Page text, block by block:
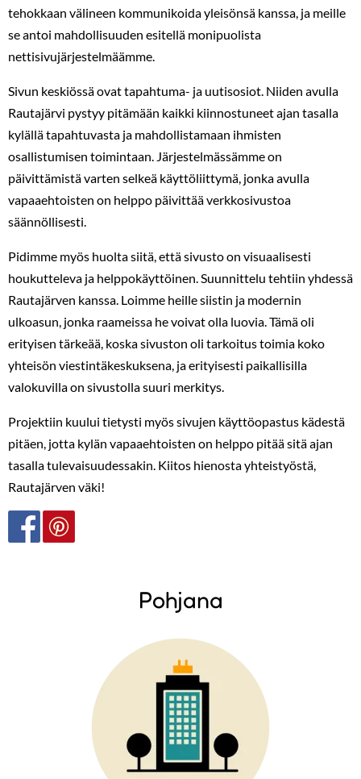
tehokkaan välineen kommunikoida yleisönsä kanssa, ja meille
se antoi mahdollisuuden esitellä monipuolista
nettisivujärjestelmäämme.
Sivun keskiössä ovat tapahtuma- ja uutisosiot. Niiden avulla
Rautajärvi pystyy pitämään kaikki kiinnostuneet ajan tasalla
kylällä tapahtuvasta ja mahdollistamaan ihmisten
osallistumisen toimintaan. Järjestelmässämme on
päivittämistä varten selkeä käyttöliittymä, jonka avulla
vapaaehtoisten on helppo päivittää verkkosivustoa
säännöllisesti.
Pidimme myös huolta siitä, että sivusto on visuaalisesti
houkutteleva ja helppokäyttöinen. Suunnittelu tehtiin yhdessä
Rautajärven kanssa. Loimme heille siistin ja modernin
ulkoasun, jonka raameissa he voivat olla luovia. Tämä oli
erityisen tärkeää, koska sivuston oli tarkoitus toimia koko
yhteisön viestintäkeskuksena, ja erityisesti paikallisilla
valokuvilla on sivustolla suuri merkitys.
Projektiin kuului tietysti myös sivujen käyttöopastus kädestä
pitäen, jotta kylän vapaaehtoisten on helppo pitää sitä ajan
tasalla tulevaisuudessakin. Kiitos hienosta yhteistyöstä,
Rautajärven väki!
Pohjana